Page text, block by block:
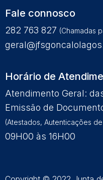
Fale connosco
282 763 827 (Chamadas
Horário de
Atendimento Geral:
Emissão de
(Atestados, Autenticações
09H00 às 16H00